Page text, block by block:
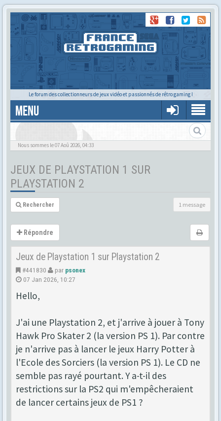
Le forum des collectionneurs de jeux vidéo et passionnés de rétro gaming !
MENU
Nous sommes le 07 Aoû 2026, 04:33
JEUX DE PLAYSTATION 1 SUR
PLAYSTATION 2
1 message
Rechercher
Répondre
Jeux de Playstation 1 sur Playstation 2
#441830 par psonex
07 Jan 2026, 10:27
Hello,
J'ai une Playstation 2, et j'arrive à jouer à Tony
Hawk Pro Skater 2 (la version PS 1). Par contre
je n'arrive pas à lancer le jeux Harry Potter à
l'Ecole des Sorciers (la version PS 1). Le CD ne
semble pas rayé pourtant. Y a-t-il des
restrictions sur la PS2 qui m'empêcheraient
de lancer certains jeux de PS1 ?